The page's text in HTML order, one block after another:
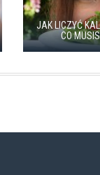
JAK LICZYĆ
CO